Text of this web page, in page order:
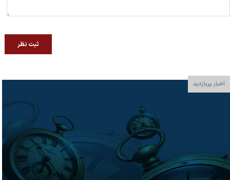
ثبت نظر
اخبار پربازدید